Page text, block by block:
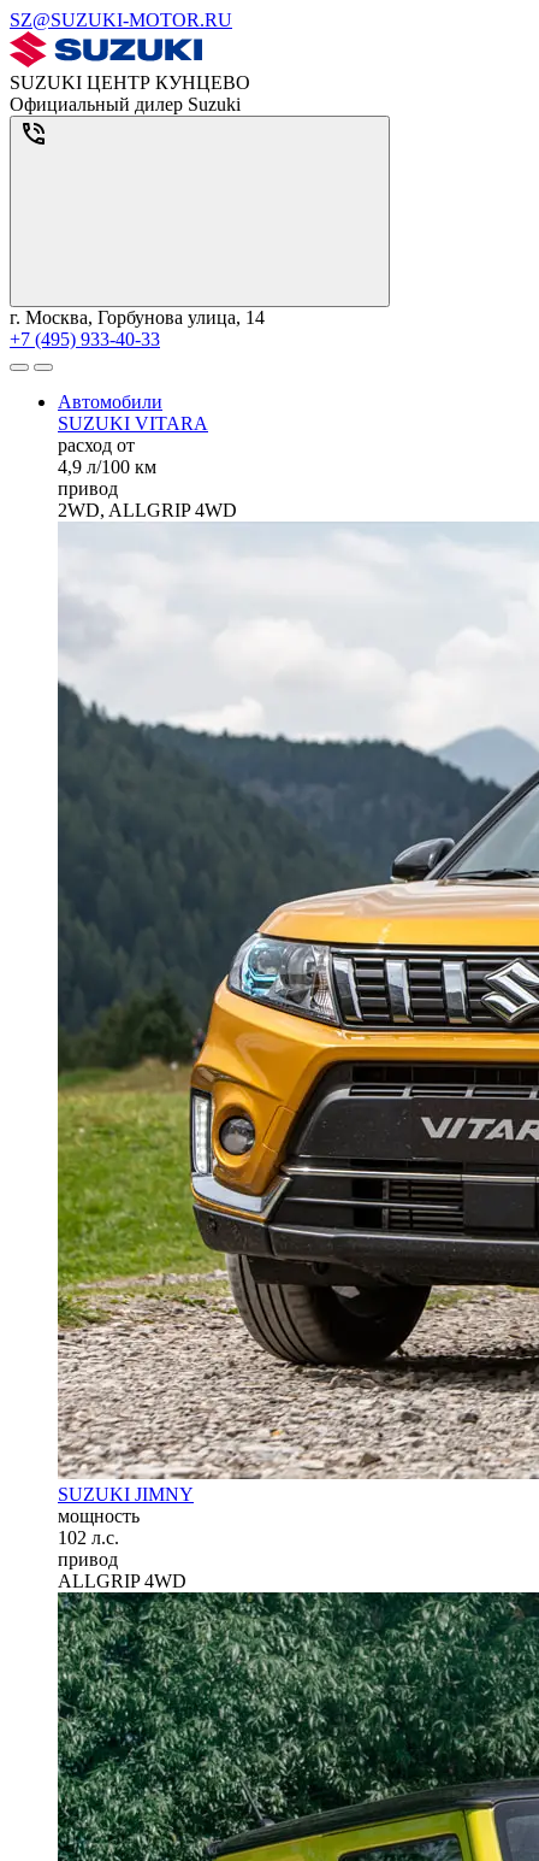
SZ@SUZUKI-MOTOR.RU
SUZUKI ЦЕНТР КУНЦЕВО
Официальный дилер Suzuki
г. Москва, Горбунова улица, 14
+7 (495) 933-40-33
Автомобили
SUZUKI VITARA
расход от
4,9 л/100 км
привод
2WD, ALLGRIP 4WD
SUZUKI JIMNY
мощность
102 л.с.
привод
ALLGRIP 4WD